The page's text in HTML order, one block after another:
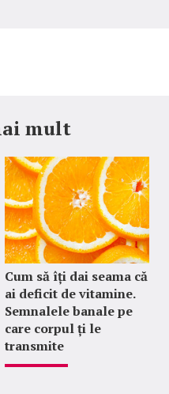
mult
Cum să îți dai seama că
ai deficit de vitamine.
Semnalele banale pe
care corpul ți le
transmite